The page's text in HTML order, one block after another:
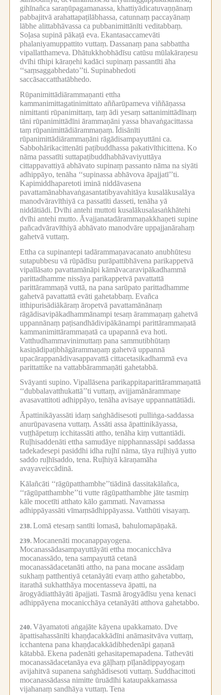
gihīnañca saraṇūpagamanassa, khattiyādicatuvaṇṇānaṃ
pabbajitvā arahattapaṭilābhassa, catunnaṃ paccayānaṃ
lābhe alittabhāvassa ca pubbanimittānīti veditabbaṃ.
Soḷasa supinā pākaṭā eva. Ekantasaccamevāti
phalaniyamuppattito vuttaṃ. Dassanaṃ pana sabbattha
vipallatthameva. Dhātukkhobhādīsu catūsu mūlakāraṇesu
dvīhi tīhipi kāraṇehi kadāci supinaṃ passantīti āha
‘‘saṃsaggabhedato’’ti. Supinabhedoti
saccāsaccatthatābhedo.
Rūpanimittādiārammaṇanti ettha
kammanimittagatinimittato aññarūpameva viññāṇassa
nimittanti rūpanimittaṃ, taṃ ādi yesaṃ sattanimittādīnaṃ
tāni rūpanimittādīni ārammaṇāni yassa bhavaṅgacittassa
taṃ rūpanimittādiārammaṇaṃ. Īdisānīti
rūpanimittādiārammaṇāni rāgādisampayuttāni ca.
Sabbohārikacittenāti paṭibuddhassa pakativīthicittena. Ko
nāma passatīti suttapaṭibuddhabhāvaviyuttāya
cittappavattiyā abhāvato supinaṃ passanto nāma na siyāti
adhippāyo, tenāha ‘‘supinassa abhāvova āpajjatī’’ti.
Kapimiddhaparetoti iminā niddāvasena
pavattamānabhavaṅgasantatibyavahitāya kusalākusalāya
manodvāravīthiyā ca passatīti dasseti, tenāha yā
niddātiādi. Dvīhi antehi muttoti kusalākusalasaṅkhātehi
dvīhi antehi mutto. Āvajjanatadārammaṇakkhaṇeti supine
pañcadvāravīthiyā abhāvato manodvāre uppajjanārahaṃ
gahetvā vuttaṃ.
Ettha ca supinantepi tadārammaṇavacanato anubhūtesu
sutapubbesu vā rūpādīsu purāpattibhāvena parikappetvā
vipallāsato pavattamānāpi kāmāvacaravipākadhammā
parittadhamme nissāya parikappetvā pavattattā
parittārammaṇā vuttā, na pana sarūpato parittadhamme
gahetvā pavattattā evāti gahetabbaṃ. Evañca
itthipurisādiākāraṃ āropetvā pavattamānānaṃ
rāgādisavipākadhammānampi tesaṃ ārammaṇaṃ gahetvā
uppannānaṃ paṭisandhādivipākānampi parittārammaṇatā
kammanimittārammaṇatā ca upapannā eva hoti.
Vatthudhammavinimuttaṃ pana sammutibhūtaṃ
kasiṇādipaṭibhāgārammaṇaṃ gahetvā uppannā
upacārappanādivasappavattā cittacetasikadhammā eva
parittattike na vattabbārammaṇāti gahetabbā.
Svāyanti supino. Vipallāsena parikappitaparittārammaṇattā
‘‘dubbalavatthukattā’’ti vuttaṃ, avijjamānārammaṇe
avasavattitoti adhippāyo, tenāha avisaye uppannattātiādi.
Āpattinikāyassāti idaṃ saṅghādisesoti pulliṅga-saddassa
anurūpavasena vuttaṃ. Assāti assa āpattinikāyassa,
vuṭṭhāpetuṃ icchitassāti attho, tenāha kiṃ vuttantiādi.
Ruḷhisaddenāti ettha samudāye nipphannassāpi saddassa
tadekadesepi pasiddhi idha ruḷhī nāma, tāya ruḷhiyā yutto
saddo ruḷhīsaddo, tena. Ruḷhiyā kāraṇamāha
avayaveiccādinā.
Kālañcāti ‘‘rāgūpatthambhe’’tiādinā dassitakālañca,
‘‘rāgūpatthambhe’’ti vutte rāgūpatthambhe jāte tasmiṃ
kāle mocetīti atthato kālo gammati. Navamassa
adhippāyassāti vīmaṃsādhippāyassa. Vatthūti visayaṃ.
238. Lomā etesaṃ santīti lomasā, bahulomapāṇakā.
239. Mocanenāti mocanappayogena.
Mocanassādasampayuttāyāti ettha mocanicchāva
mocanassādo, tena sampayuttā cetanā
mocanassādacetanāti attho, na pana mocane assādaṃ
sukhaṃ patthentiyā cetanāyāti evaṃ attho gahetabbo,
itarathā sukhatthāya mocentasseva āpatti, na
ārogyādiatthāyāti āpajjati. Tasmā ārogyādīsu yena kenaci
adhippāyena mocanicchāya cetanāyāti atthova gahetabbo.
240. Vāyamatoti aṅgajāte kāyena upakkamato. Dve
āpattisahassānīti khaṇḍacakkādīni anāmasitvāva vuttaṃ,
icchantena pana khaṇḍacakkādibhedenāpi gaṇanā
kātabbā. Ekena padenāti gehasitapemapadena. Tathevāti
mocanassādacetanāya eva gāḷhaṃ pīḷanādippayogaṃ
avijahitvā supanena saṅghādisesoti vuttaṃ. Suddhacittoti
mocanassādassa nimitte ūruādīhi kataupakkamassa
vijahanaṃ sandhāya vuttaṃ. Tena